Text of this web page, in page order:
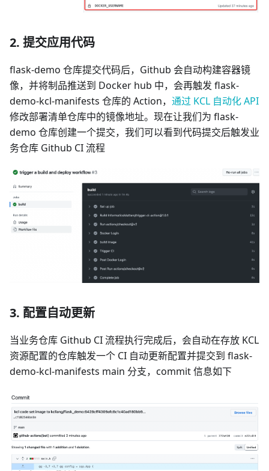
2. 提交应用代码
flask-demo 仓库提交代码后，Github 会自动构建容器镜
像，并将制品推送到 Docker hub 中，会再触发 flask-
demo-kcl-manifests 仓库的 Action， 通过 KCL 自动化 API
修改部署清单仓库中的镜像地址。现在让我们为 flask-
demo 仓库创建一个提交，我们可以看到代码提交后触发业
务仓库 Github CI 流程
3. 配置自动更新
当业务仓库 Github CI 流程执行完成后，会自动在存放 KCL
资源配置的仓库触发一个 CI 自动更新配置并提交到 flask-
demo-kcl-manifests main 分支，commit 信息如下